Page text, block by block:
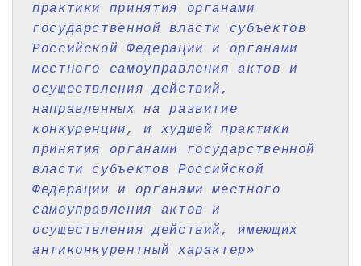
практики принятия органами
государственной власти субъектов
Российской Федерации и органами
местного самоуправления актов и
осуществления действий,
направленных на развитие
конкуренции, и худшей практики
принятия органами государственной
власти субъектов Российской
Федерации и органами местного
самоуправления актов и
осуществления действий, имеющих
антиконкурентный характер»